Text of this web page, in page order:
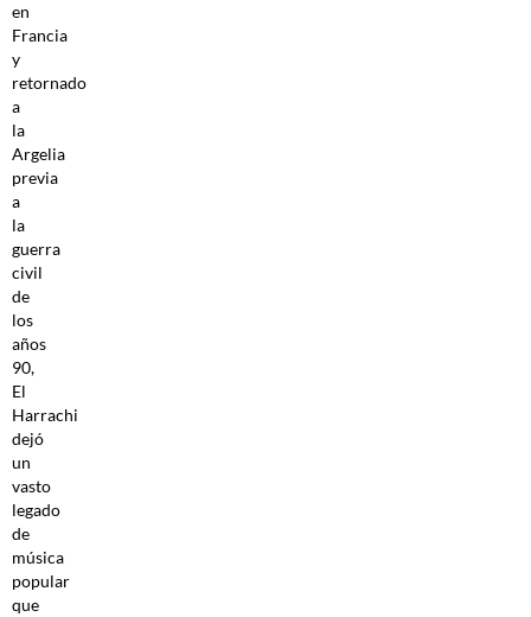
en
Francia
y
retornado
a
la
Argelia
previa
a
la
guerra
civil
de
los
años
90,
El
Harrachi
dejó
un
vasto
legado
de
música
popular
que